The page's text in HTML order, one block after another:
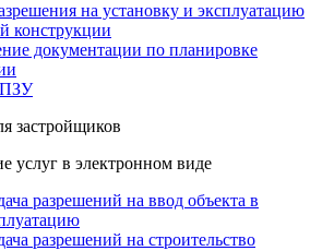
на установку и эксплуатацию
конструкции
документации по планировке
застройщиков
услуг в электронном виде
разрешений на ввод объекта в
разрешений на строительство